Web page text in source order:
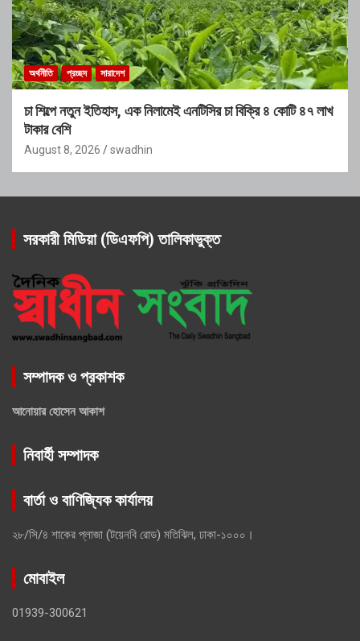
অর্থনীতি প্রচ্ছদ সারাদেশ
চা শিল্পে নতুন ইতিহাস, এক নিলামেই এনটিসির চা বিক্রি ৪ কোটি ৪৭ লাখ
টাকার বেশি
August 8, 2026 swadhin
সরকারী মিডিয়া (ডিএফপি) তালিকাভুক্ত
সম্পাদক ও প্রকাশক
আনোয়ার হোসেন আকাশ
নিবার্হী সম্পাদক
বার্তা ও বাণিজ্যিক কার্যালয়
২৮/সি/৪ শাকের প্লাজা (টয়েনবি রোড) মতিঝিল, ঢাকা-১০০০।
মোবাইল
01939-300621